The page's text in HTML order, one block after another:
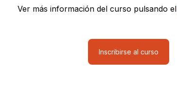
Ver más información del curso pulsando el
Inscribirse al curso